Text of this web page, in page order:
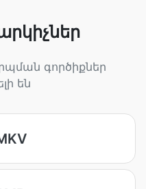
գործիքներ
են